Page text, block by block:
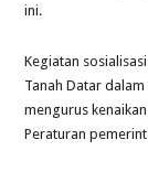
ini.
Kegiatan
Tanah Datar
mengurus
Peraturan